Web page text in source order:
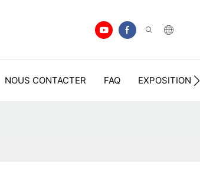
NOUS CONTACTER FAQ EXPOSITION